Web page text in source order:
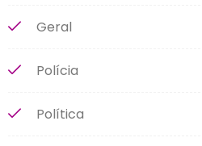
Geral
Polícia
Política